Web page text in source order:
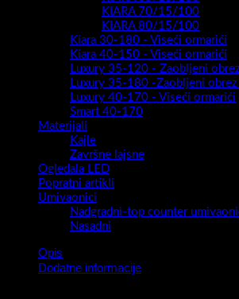
Luxury 40-170 - Viseći ormarići
Viseći kupaonski ormarić Inspire 40/170 S
3872571095191